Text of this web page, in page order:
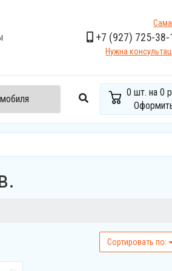
+7 (927) 725-38-
Нужна
0 шт. на 0
Cортировать по: